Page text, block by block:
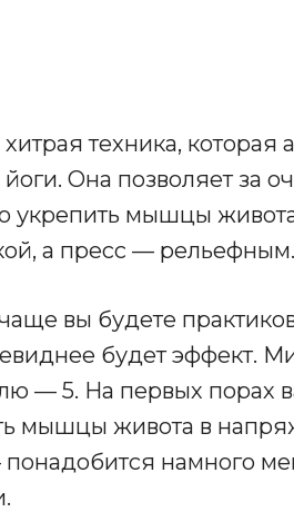
техника, которая
Она позволяет за
укрепить мышцы
а пресс — рельефным.
вы будете
будет эффект.
— 5. На первых порах
мышцы живота в
понадобится намного